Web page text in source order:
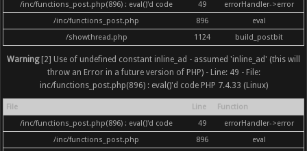
/inc/functions_post.php(896) : eval()'d code
49
errorHandler->error
/inc/functions_post.php
896
eval
/showthread.php
1124 build_postbit
Warning[2] Use of undefined constant inline_ad - assumed 'inline_ad' (this will
throw an Error in a future version of PHP) - Line: 49 - File:
inc/functions_post.php(896) : eval()'d code PHP 7.4.33 (Linux)
File Line
Function
/inc/functions_post.php(896) : eval()'d code
49
errorHandler->error
/inc/functions_post.php
896
eval